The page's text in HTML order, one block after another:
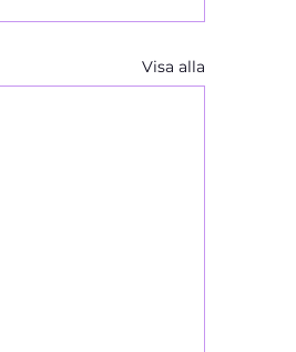
Visa alla